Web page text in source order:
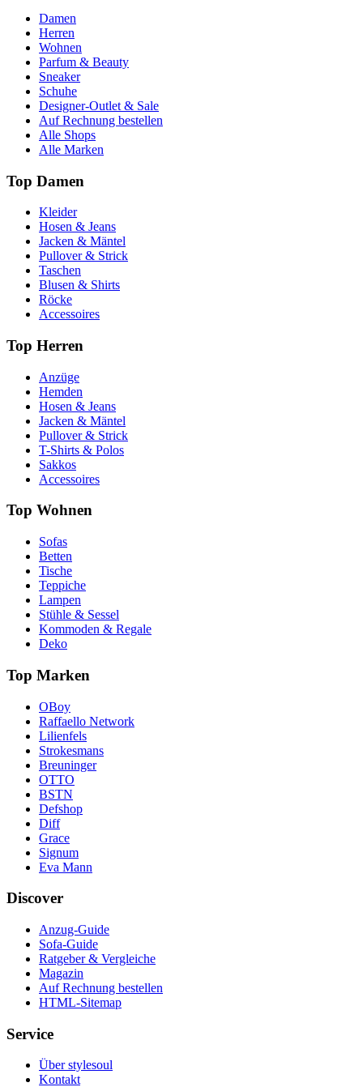
Damen
Herren
Wohnen
Parfum & Beauty
Sneaker
Schuhe
Designer-Outlet & Sale
Auf Rechnung bestellen
Alle Shops
Alle Marken
Top Damen
Kleider
Hosen & Jeans
Jacken & Mäntel
Pullover & Strick
Taschen
Blusen & Shirts
Röcke
Accessoires
Top Herren
Anzüge
Hemden
Hosen & Jeans
Jacken & Mäntel
Pullover & Strick
T-Shirts & Polos
Sakkos
Accessoires
Top Wohnen
Sofas
Betten
Tische
Teppiche
Lampen
Stühle & Sessel
Kommoden & Regale
Deko
Top Marken
OBoy
Raffaello Network
Lilienfels
Strokesmans
Breuninger
OTTO
BSTN
Defshop
Diff
Grace
Signum
Eva Mann
Discover
Anzug-Guide
Sofa-Guide
Ratgeber & Vergleiche
Magazin
Auf Rechnung bestellen
HTML-Sitemap
Service
Über stylesoul
Kontakt